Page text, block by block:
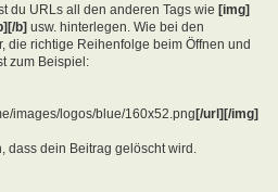
du URLs all den anderen Tags wie [img]
b] usw. hinterlegen. Wie bei den
die richtige Reihenfolge beim Öffnen und
zum Beispiel:
images/logos/blue/160x52.png[/url][/img]
dass dein Beitrag gelöscht wird.